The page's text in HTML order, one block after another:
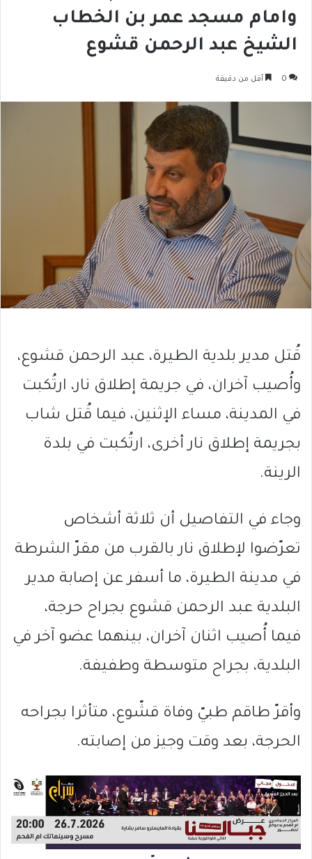
وامام مسجد عمر بن الخطاب
الشيخ عبد الرحمن قشوع
0 أقل من دقيقة
قُتل مدير بلدية الطيرة، عبد الرحمن قشوع،
وأُصيب آخران، في جريمة إطلاق نار، ارتُكبت
في المدينة، مساء الإثنين، فيما قُتل شاب
بجريمة إطلاق نار أخرى، ارتُكبت في بلدة
الرينة.
وجاء في التفاصيل أن ثلاثة أشخاص
تعرّضوا لإطلاق نار بالقرب من مقرّ الشرطة
في مدينة الطيرة، ما أسفر عن إصابة مدير
البلدية عبد الرحمن قشوع بجراح حرجة،
فيما أُصيب اثنان آخران، بينهما عضو آخر في
البلدية، بجراح متوسطة وطفيفة.
وأقرّ طاقم طبيّ وفاة قشّوع، متأثرا بجراحه
الحرجة، بعد وقت وجيز من إصابته.